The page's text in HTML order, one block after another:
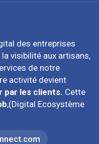
des entreprises
visibilité aux artisans,
de notre
activité devient
par les clients. Cette
,(Digital Ecosystème